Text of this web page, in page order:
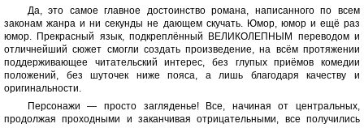
Да, это самое главное достоинство романа, написанного по всем
законам жанра и ни секунды не дающем скучать. Юмор, юмор и ещё раз
юмор. Прекрасный язык, подкреплённый ВЕЛИКОЛЕПНЫМ переводом и
отличнейший сюжет смогли создать произведение, на всём протяжении
поддерживающее читательский интерес, без глупых приёмов комедии
положений, без шуточек ниже пояса, а лишь благодаря качеству и
оригинальности.
Персонажи — просто загляденье! Все, начиная от центральных,
продолжая проходными и заканчивая отрицательными, все получились